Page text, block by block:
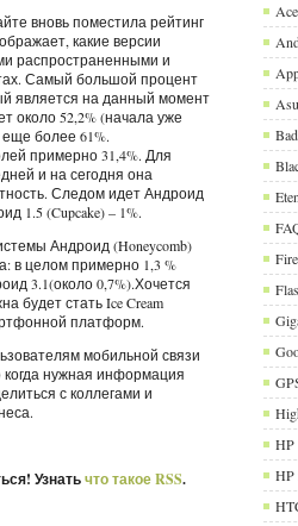
вновь поместила рейтинг
какие версии
распространенными и
Самый большой процент
является на данный момент
около 52,2% (начала уже
более 61%.
примерно 31,4%. Для
и на сегодня она
Следом идет Андроид
1.5 (Cupcake) – 1%.
Андроид (Honeycomb)
в целом примерно 1,3 %
3.1(около 0,7%).Хочется
будет стать Ice Cream
платформ.
мобильной связи
когда нужная информация
с коллегами и
Узнатьчто такое RSS.
HP
HP